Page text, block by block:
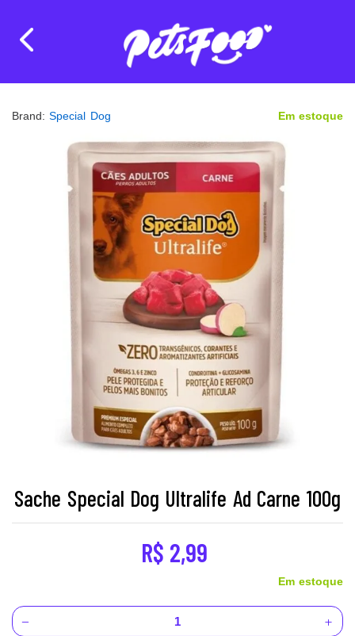
Brand:Special Dog Em estoque
Sache Special Dog Ultralife Ad Carne 100g
R$ 2,99
Em estoque